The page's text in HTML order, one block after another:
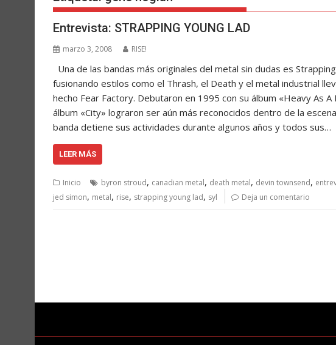
Entrevista: STRAPPING YOUNG LAD
marzo 3, 2008 RISE!
Una de las bandas más originales del metal sin dudas es
fusionando estilos como el Thrash, el Death y el metal industrial
hecho Fear Factory. Debutaron en 1995 con su álbum «Heavy As
álbum «City» lograron ser aún más reconocidos dentro de la
banda detiene sus actividades durante algunos años y todos sus…
LEER MÁS
Inicio byron stroud, canadian metal, death metal, devin townsend,
jed simon, metal, rise, strapping young lad, syl Deja un comentario